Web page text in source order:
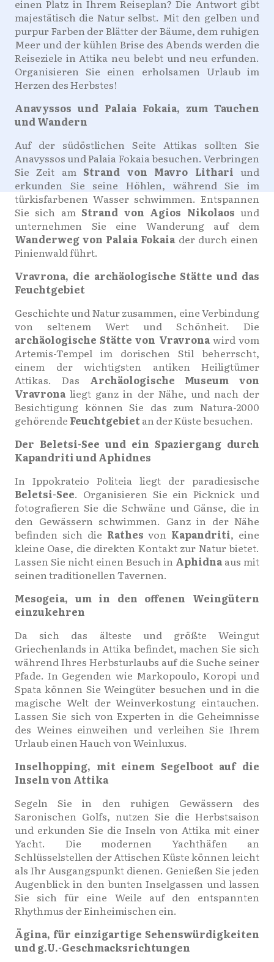
einen Platz in Ihrem Reiseplan? Die Antwort gibt
majestätisch die Natur selbst. Mit den gelben und
purpur Farben der Blätter der Bäume, dem ruhigen
Meer und der kühlen Brise des Abends werden die
Reiseziele in Attika neu belebt und neu erfunden.
Organisieren Sie einen erholsamen Urlaub im
Herzen des Herbstes!
Anavyssos und Palaia Fokaia, zum Tauchen
und Wandern
Auf der südöstlichen Seite Attikas sollten Sie
Anavyssos und Palaia Fokaia besuchen. Verbringen
Sie Zeit am Strand von Mavro Lithari und
erkunden Sie seine Höhlen, während Sie im
türkisfarbenen Wasser schwimmen. Entspannen
Sie sich am Strand von Agios Nikolaos und
unternehmen Sie eine Wanderung auf dem
Wanderweg von Palaia Fokaiader durch einen
Pinienwald führt.
Vravrona, die archäologische Stätte und das
Feuchtgebiet
Geschichte und Natur zusammen, eine Verbindung
von seltenem Wert und Schönheit. Die
archäologische Stätte von Vravronawird vom
Artemis-Tempel im dorischen Stil beherrscht,
einem der wichtigsten antiken Heiligtümer
Attikas. Das Archäologische Museum von
Vravronaliegt ganz in der Nähe, und nach der
Besichtigung können Sie das zum Natura-2000
gehörende Feuchtgebietan der Küste besuchen.
Der Beletsi-See und ein Spaziergang durch
Kapandriti und Aphidnes
In Ippokrateio Politeia liegt der paradiesische
Beletsi-See. Organisieren Sie ein Picknick und
fotografieren Sie die Schwäne und Gänse, die in
den Gewässern schwimmen. Ganz in der Nähe
befinden sich die Rathes von Kapandriti, eine
kleine Oase, die direkten Kontakt zur Natur bietet.
Lassen Sie nicht einen Besuch in Aphidnaaus mit
seinen traditionellen Tavernen.
Mesogeia, um in den offenen Weingütern
einzukehren
Da sich das älteste und größte Weingut
Griechenlands in Attika befindet, machen Sie sich
während Ihres Herbsturlaubs auf die Suche seiner
Pfade. In Gegenden wie Markopoulo, Koropi und
Spata können Sie Weingüter besuchen und in die
magische Welt der Weinverkostung eintauchen.
Lassen Sie sich von Experten in die Geheimnisse
des Weines einweihen und verleihen Sie Ihrem
Urlaub einen Hauch von Weinluxus.
Inselhopping, mit einem Segelboot auf die
Inseln von Attika
Segeln Sie in den ruhigen Gewässern des
Saronischen Golfs, nutzen Sie die Herbstsaison
und erkunden Sie die Inseln von Attika mit einer
Yacht. Die modernen Yachthäfen an
Schlüsselstellen der Attischen Küste können leicht
als Ihr Ausgangspunkt dienen. Genießen Sie jeden
Augenblick in den bunten Inselgassen und lassen
Sie sich für eine Weile auf den entspannten
Rhythmus der Einheimischen ein.
Ägina, für einzigartige Sehenswürdigkeiten
und g.U.-Geschmacksrichtungen